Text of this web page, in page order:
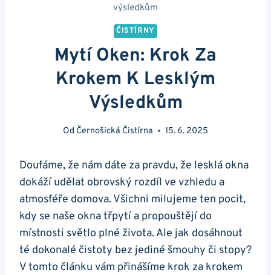
výsledkům
ČISTÍRNY
Mytí Oken: Krok Za
Krokem K Lesklým
Výsledkům
Od Černošická Čistírna 15. 6. 2025
Doufáme, že nám dáte za pravdu, že lesklá okna
dokáží udělat obrovský rozdíl ve vzhledu a
atmosféře domova. Všichni milujeme ten pocit,
kdy se naše okna třpytí a propouštějí do
místnosti světlo plné života. Ale jak dosáhnout
té dokonalé čistoty bez jediné šmouhy či stopy?
V tomto článku vám přinášíme krok za krokem